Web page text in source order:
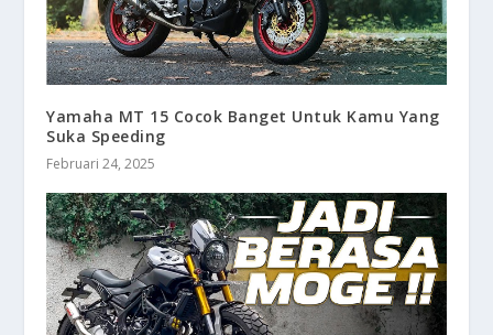
Yamaha MT 15 Cocok Banget Untuk Kamu Yang
Suka Speeding
Februari 24, 2025